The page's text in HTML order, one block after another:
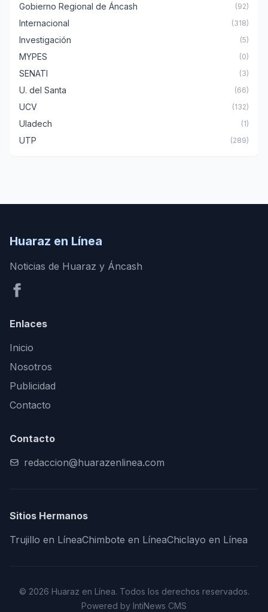
Gobierno Regional de Áncash (92)
Internacional (318)
Investigación (5)
MYPES (0)
SENATI (3)
U. del Santa (66)
UCV (132)
Uladech (1)
UTP (289)
Huaraz en Línea
Noticias de Huaraz y Áncash
Enlaces
Inicio
Nosotros
Publicidad
Contacto
Contacto
redaccion@huarazenlinea.com
Sitios Hermanos
Trujillo en LíneaChimbote en LíneaChiclayo en Línea
© 2026 Huaraz en Línea. Todos los derechos reservados.
Powered by IntiNews CMS